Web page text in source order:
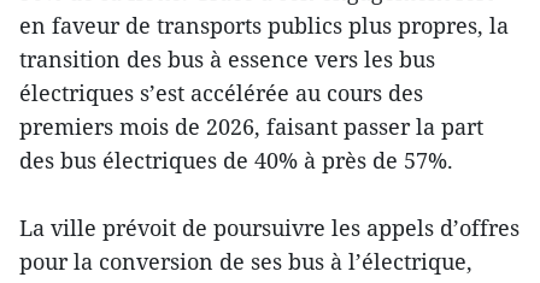
en faveur de transports publics plus propres, la
transition des bus à essence vers les bus
électriques s’est accélérée au cours des
premiers mois de 2026, faisant passer la part
des bus électriques de 40% à près de 57%.
La ville prévoit de poursuivre les appels d’offres
pour la conversion de ses bus à l’électrique,